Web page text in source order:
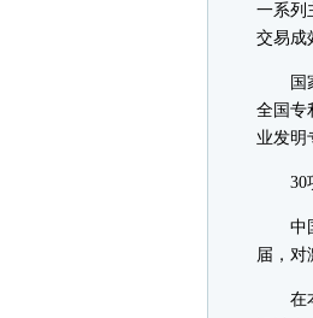
一系列
交易成
国家
全国专
业发明
30项
中国
届，对
在本